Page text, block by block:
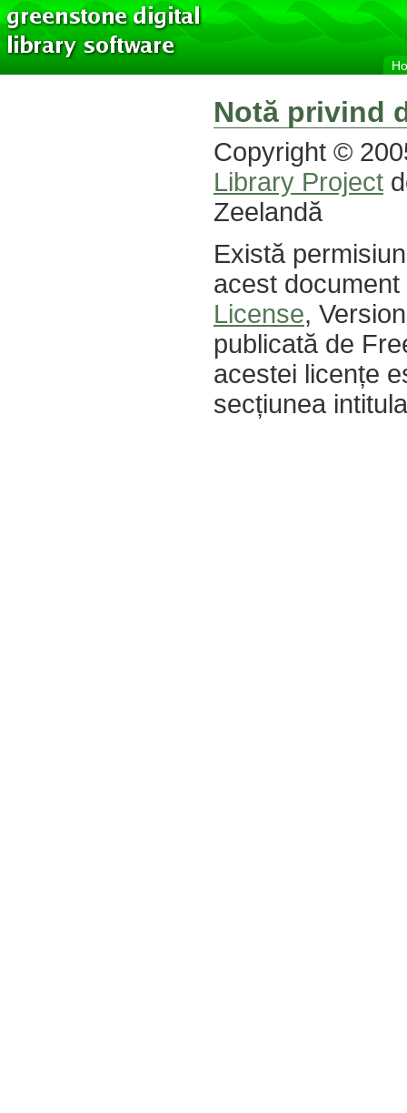
Notă privind
Copyright ©
Library Project
Zeelandă
Există
acest
License,
publicată de
acestei licențe
secțiunea